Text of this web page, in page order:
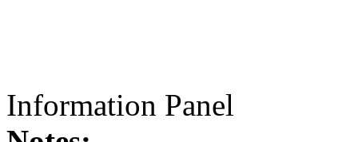
Information Panel